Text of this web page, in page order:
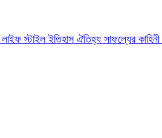
লাইফ স্টাইলইতিহাস ঐতিহ্য সাফল্যের কাহিনী